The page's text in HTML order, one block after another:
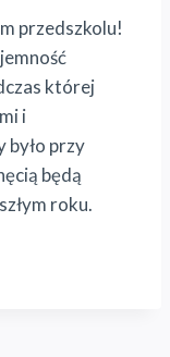
przedszkolu!
której
i
było przy
będą
roku.